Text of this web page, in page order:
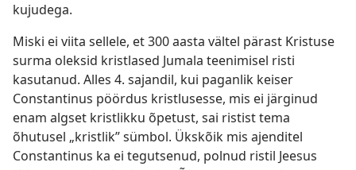
kujudega.
Miski ei viita sellele, et 300 aasta vältel pärast Kristuse
surma oleksid kristlased Jumala teenimisel risti
kasutanud. Alles 4. sajandil, kui paganlik keiser
Constantinus pöördus kristlusesse, mis ei järginud
enam algset kristlikku õpetust, sai ristist tema
õhutusel „kristlik” sümbol. Ükskõik mis ajenditel
Constantinus ka ei tegutsenud, polnud ristil Jeesus